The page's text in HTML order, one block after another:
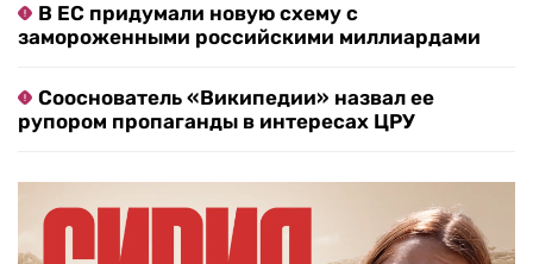
В ЕС придумали новую схему с
замороженными российскими миллиардами
Сооснователь «Википедии» назвал ее
рупором пропаганды в интересах ЦРУ